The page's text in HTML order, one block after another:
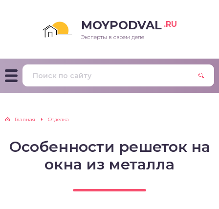
MOYPODVAL .RU
Эксперты в своем деле
Главная Отделка
Особенности решеток на
окна из металла